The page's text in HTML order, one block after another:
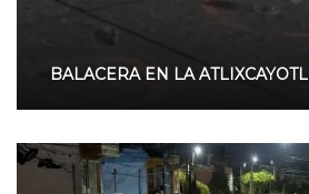
BALACERA EN LA ATLIXCAYOTL